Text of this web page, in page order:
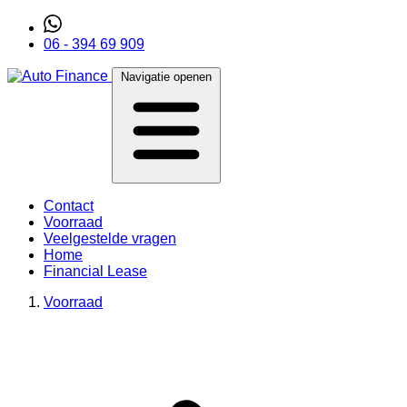
06 - 394 69 909
Navigatie openen
Contact
Voorraad
Veelgestelde vragen
Home
Financial Lease
Voorraad